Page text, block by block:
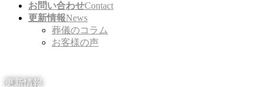
お問い合わせContact
更新情報News
葬儀のコラム
お客様の声
更新情報